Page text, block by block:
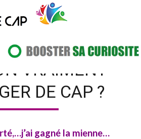
VRAIMENT
DE CAP ?
gagné la mienne…